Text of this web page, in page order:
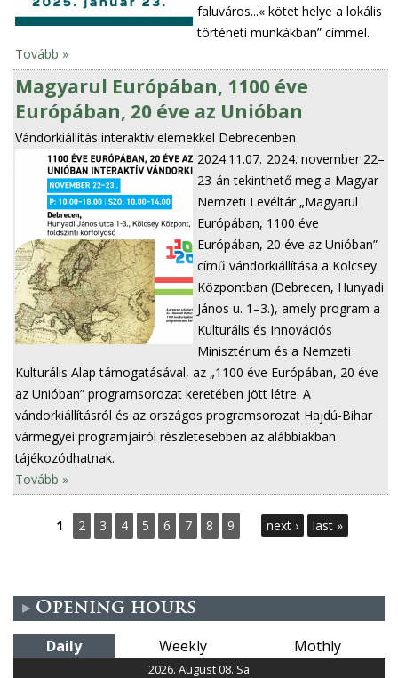
faluváros...« kötet helye a lokális
történeti munkákban” címmel.
Tovább »
Magyarul Európában, 1100 éve
Európában, 20 éve az Unióban
Vándorkiállítás interaktív elemekkel Debrecenben
2024.11.07. 2024. november 22–
23-án tekinthető meg a Magyar
Nemzeti Levéltár „Magyarul
Európában, 1100 éve
Európában, 20 éve az Unióban”
című vándorkiállítása a Kölcsey
Központban (Debrecen, Hunyadi
János u. 1–3.), amely program a
Kulturális és Innovációs
Minisztérium és a Nemzeti
Kulturális Alap támogatásával, az „1100 éve Európában, 20 éve
az Unióban” programsorozat keretében jött létre. A
vándorkiállításról és az országos programsorozat Hajdú-Bihar
vármegyei programjairól részletesebben az alábbiakban
tájékozódhatnak.
Tovább »
e
s
1 2 3 4 5 6 7 8 9 next › last »
Opening hours
Daily Weekly Mothly
2026. August 08. Sa